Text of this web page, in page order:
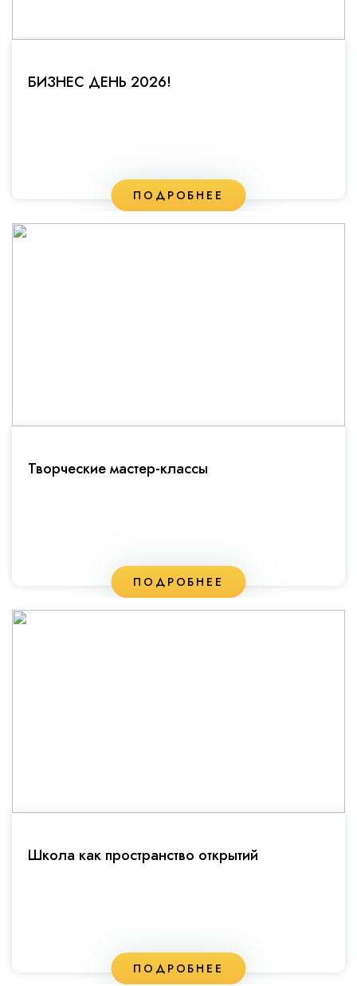
БИЗНЕС ДЕНЬ 2026!
ПОДРОБНЕЕ
Творческие мастер-классы
ПОДРОБНЕЕ
Школа как пространство открытий
ПОДРОБНЕЕ